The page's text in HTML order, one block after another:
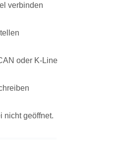
verbinden
oder K-Line
nicht geöffnet.